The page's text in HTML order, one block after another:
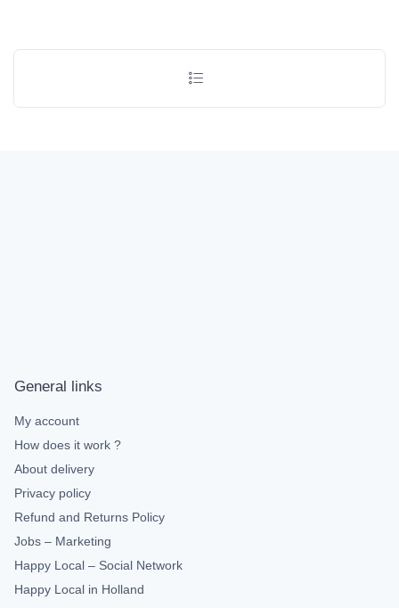
General links
My account
How does it work ?
About delivery
Privacy policy
Refund and Returns Policy
Jobs – Marketing
Happy Local – Social Network
Happy Local in Holland